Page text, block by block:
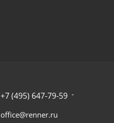
+7 (495) 647-79-59
office@renner.ru